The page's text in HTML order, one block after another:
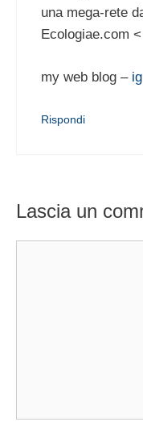
una mega-rete
Ecologiae.com
my web blog – ig
Rispondi
Lascia un